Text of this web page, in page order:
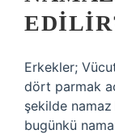
Erkekler;
dört parmak
şekilde namaz
bugünkü